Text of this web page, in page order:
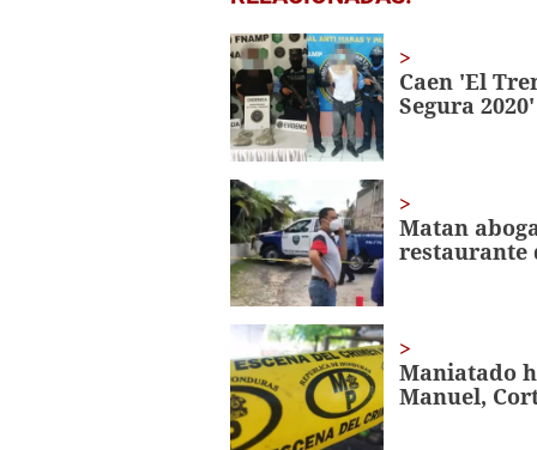
seconds
1
minute,
56
secondsVolume
0%
Caen 'El
Segura 2020'
Matan
restaurante
Maniatado
Manuel,